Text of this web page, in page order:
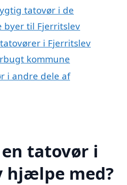
tatovør i de
byer til Fjerritslev
i Fjerritslev
kommune
i andre dele af
tatovør i
hjælpe med?